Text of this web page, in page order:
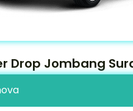
Drop Jombang